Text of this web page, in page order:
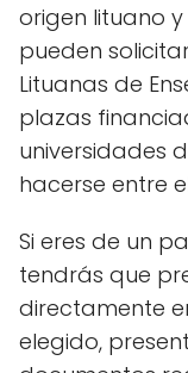
origen lituano y
pueden
Lituanas de
plazas
universidades
hacerse entre
Si eres de un
tendrás que
directamente
elegido,